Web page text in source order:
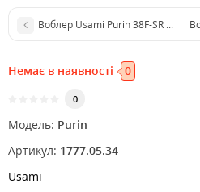
Воблер Usami Purin 38F-SR 3.9 g
Немає в наявності 0
0
Модель: Purin
Артикул: 1777.05.34
Usami